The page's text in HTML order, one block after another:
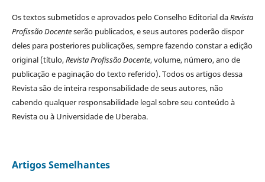
Os textos submetidos e aprovados pelo Conselho Editorial daRevista
Profissão Docenteserão publicados, e seus autores poderão dispor
deles para posteriores publicações, sempre fazendo constar a edição
original (título,Revista Profissão Docente, volume, número, ano de
publicação e paginação do texto referido). Todos os artigos dessa
Revista são de inteira responsabilidade de seus autores, não
cabendo qualquer responsabilidade legal sobre seu conteúdo à
Revista ou à Universidade de Uberaba.
Artigos Semelhantes